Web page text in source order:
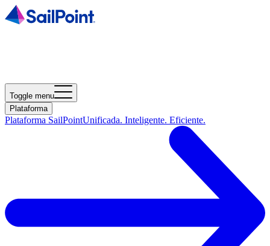
Toggle menu
Plataforma
Plataforma SailPointUnificada. Inteligente. Eficiente.